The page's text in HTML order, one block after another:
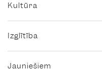
Kultūra
Izglītība
Jauniešiem